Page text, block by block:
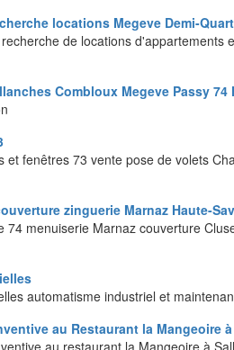
locations Megeve Demi-
de locations
Combloux Megeve Passy 74
et fenêtres 73 vente pose de volets
zinguerie Marnaz Haute-
74 menuiserie Marnaz couverture
automatisme industriel et
au Restaurant la Mangeoire
au restaurant la Mangeoire à